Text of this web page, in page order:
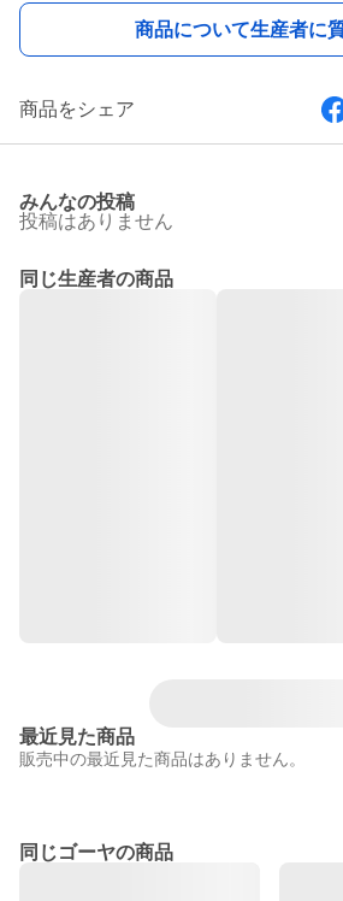
商品について生産者に
商品をシェア
みんなの投稿
投稿はありません
同じ生産者の商品
最近見た商品
販売中の最近見た商品はありません。
同じゴーヤの商品